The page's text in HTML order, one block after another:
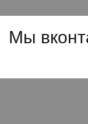
Мы